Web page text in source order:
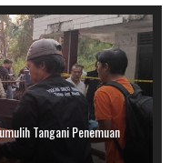
Tangani Penemuan